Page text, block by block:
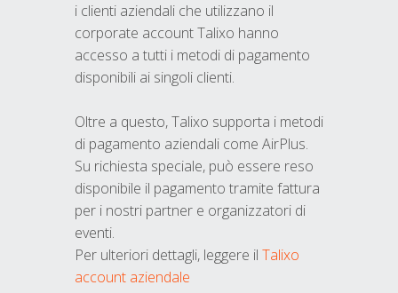
i clienti aziendali che utilizzano il
corporate account Talixo hanno
accesso a tutti i metodi di pagamento
disponibili ai singoli clienti.
Oltre a questo, Talixo supporta i metodi
di pagamento aziendali come AirPlus.
Su richiesta speciale, può essere reso
disponibile il pagamento tramite fattura
per i nostri partner e organizzatori di
eventi.
Per ulteriori dettagli, leggere il Talixo
account aziendale